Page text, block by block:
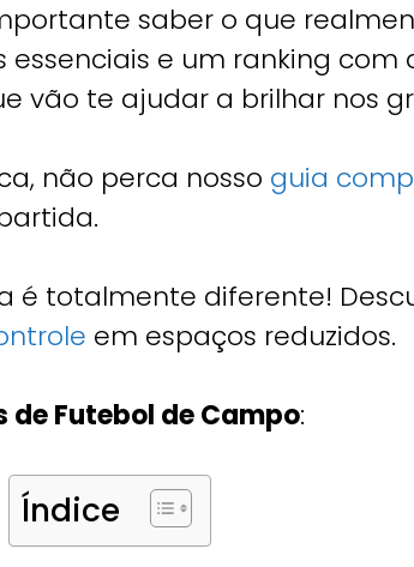
saber o que
essenciais e um ranking com
vão te ajudar a brilhar nos
não perca nosso guia
é totalmente diferente!
em espaços reduzidos.
Futebol de Campo:
Índice